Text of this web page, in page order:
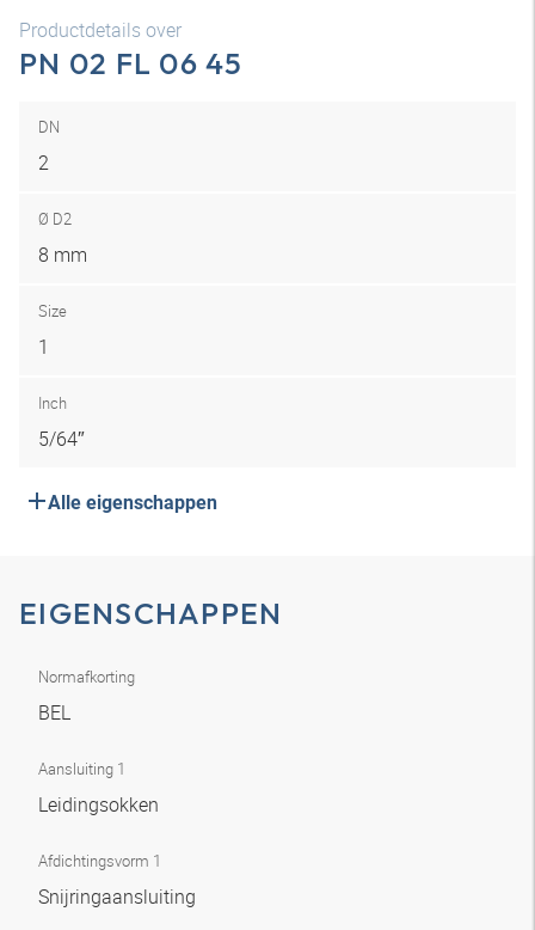
Productdetails over
PN 02 FL 06 45
DN
2
Ø D2
8 mm
Size
1
Inch
5/64″
Alle eigenschappen
EIGENSCHAPPEN
Normafkorting
BEL
Aansluiting 1
Leidingsokken
Afdichtingsvorm 1
Snijringaansluiting